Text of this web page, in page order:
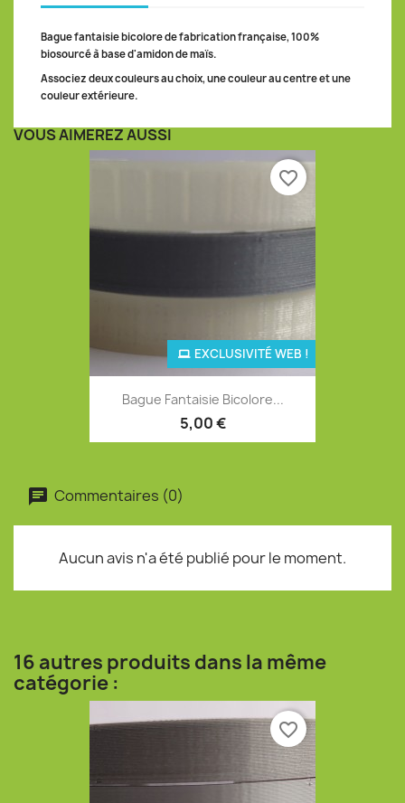
Bague fantaisie bicolore de fabrication française, 100%
biosourcé à base d'amidon de maïs.
Associez deux couleurs au choix, une couleur au centre et une
couleur extérieure.
VOUS AIMEREZ AUSSI
Bague Fantaisie Bicolore...
5,00 €
EXCLUSIVITÉ WEB !
favorite_border
Commentaires (0)
Aucun avis n'a été publié pour le moment.
16 autres produits dans la même
catégorie :
favorite_border